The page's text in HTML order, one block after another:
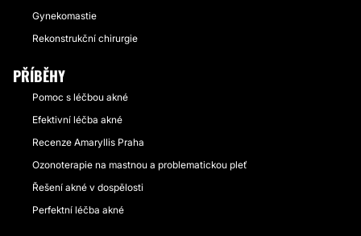
Gynekomastie
Rekonstrukční chirurgie
PŘÍBĚHY
Pomoc s léčbou akné
Efektivní léčba akné
Recenze Amaryllis Praha
Ozonoterapie na mastnou a problematickou pleť
Řešení akné v dospělosti
Perfektní léčba akné